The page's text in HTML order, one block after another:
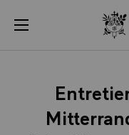
menu
Panneau de gestion des